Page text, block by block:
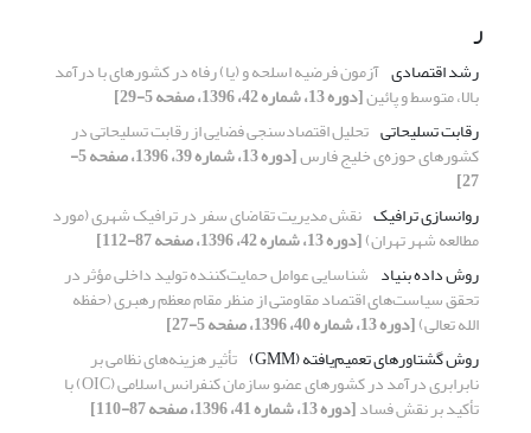
ر
رشد اقتصادی آزمون فرضیه اسلحه و (یا) رفاه در کشورهای با درآمد
بالا، متوسط و پائین[دوره 13، شماره 42، 1396، صفحه 5-29]
رقابت تسلیحاتی تحلیل اقتصادسنجی فضایی از رقابت تسلیحاتی در
کشورهای حوزه‌ی خلیج فارس [دوره 13، شماره 39، 1396، صفحه 5-
27]
روانسازی ترافیک نقش مدیریت تقاضای سفر در ترافیک شهری (مورد
مطالعه شهر تهران)[دوره 13، شماره 42، 1396، صفحه 87-112]
روش داده بنیاد شناسایی عوامل حمایت‌کننده تولید داخلی مؤثر در
تحقق سیاست‌های اقتصاد مقاومتی از منظر مقام معظم رهبری (حفظه
الله تعالی)[دوره 13، شماره 40، 1396، صفحه 5-27]
روش گشتاورهای تعمیم‌یافته (GMM)
تأثیر هزینه‌های نظامی بر
نابرابری درآمد در کشورهای عضو سازمان کنفرانس اسلامی (OIC) با
تأکید بر نقش فساد[دوره 13، شماره 41، 1396، صفحه 87-110]